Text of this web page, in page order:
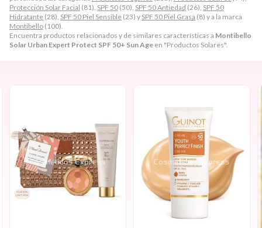
Protección Solar Facial (81), SPF 50 (50), SPF 50 Antiedad (26), SPF 50
Hidratante (28), SPF 50 Piel Sensible (23) y SPF 50 Piel Grasa (8) y a la marca
Montibello (100).
Encuentra productos relacionados y de similares características a Montibello
Solar Urban Expert Protect SPF 50+ Sun Age en "Productos Solares".